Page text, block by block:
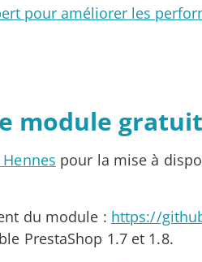
pour améliorer les
module
pour la mise à
du module : https://
PrestaShop 1.7 et 1.8.